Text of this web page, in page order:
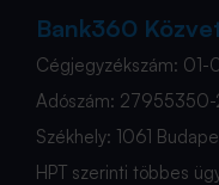
Bank360
Cégjegyzékszám:
Adószám:
Székhely: 1061
HPT szerinti többes